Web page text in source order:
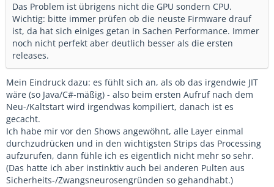
Das Problem ist übrigens nicht die GPU sondern CPU.
Wichtig: bitte immer prüfen ob die neuste Firmware drauf
ist, da hat sich einiges getan in Sachen Performance. Immer
noch nicht perfekt aber deutlich besser als die ersten
releases.
Mein Eindruck dazu: es fühlt sich an, als ob das irgendwie JIT
wäre (so Java/C#-mäßig) - also beim ersten Aufruf nach dem
Neu-/Kaltstart wird irgendwas kompiliert, danach ist es
gecacht.
Ich habe mir vor den Shows angewöhnt, alle Layer einmal
durchzudrücken und in den wichtigsten Strips das Processing
aufzurufen, dann fühle ich es eigentlich nicht mehr so sehr.
(Das hatte ich aber instinktiv auch bei anderen Pulten aus
Sicherheits-/Zwangsneurosengründen so gehandhabt.)